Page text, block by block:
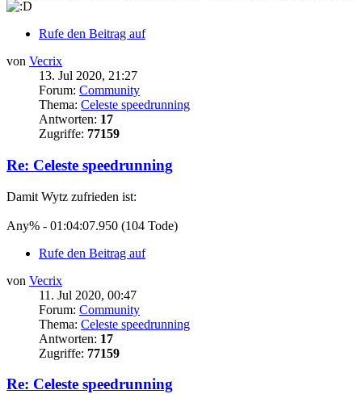
Rufe den Beitrag auf
von Vecrix
13. Jul 2020, 21:27
Forum: Community
Thema: Celeste speedrunning
Antworten: 17
Zugriffe: 77159
Re: Celeste speedrunning
Damit Wytz zufrieden ist:
Any% - 01:04:07.950 (104 Tode)
Rufe den Beitrag auf
von Vecrix
11. Jul 2020, 00:47
Forum: Community
Thema: Celeste speedrunning
Antworten: 17
Zugriffe: 77159
Re: Celeste speedrunning